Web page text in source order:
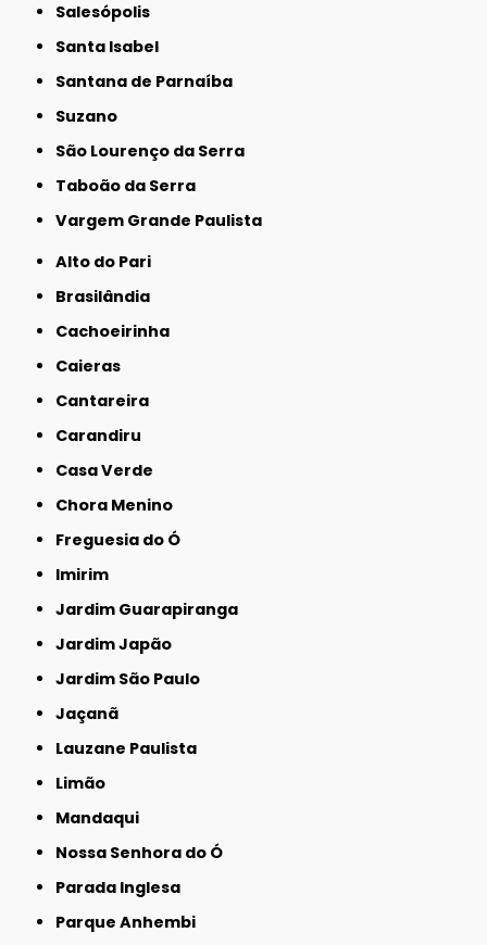
Salesópolis
Santa Isabel
Santana de Parnaíba
Suzano
São Lourenço da Serra
Taboão da Serra
Vargem Grande Paulista
Alto do Pari
Brasilândia
Cachoeirinha
Caieras
Cantareira
Carandiru
Casa Verde
Chora Menino
Freguesia do Ó
Imirim
Jardim Guarapiranga
Jardim Japão
Jardim São Paulo
Jaçanã
Lauzane Paulista
Limão
Mandaqui
Nossa Senhora do Ó
Parada Inglesa
Parque Anhembi